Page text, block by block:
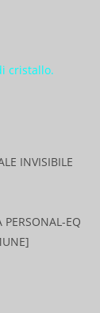
cristallo.
INVISIBILE
EQ